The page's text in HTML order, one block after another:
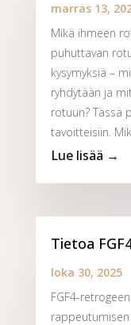
marras 13,
Mikä ihmeen
puhuttavan
kysymyksiä –
ryhdytään ja
rotuun? Tässä
tavoitteisiin.
Tietoa
loka 30, 2025
FGF4-
rappeutumisen